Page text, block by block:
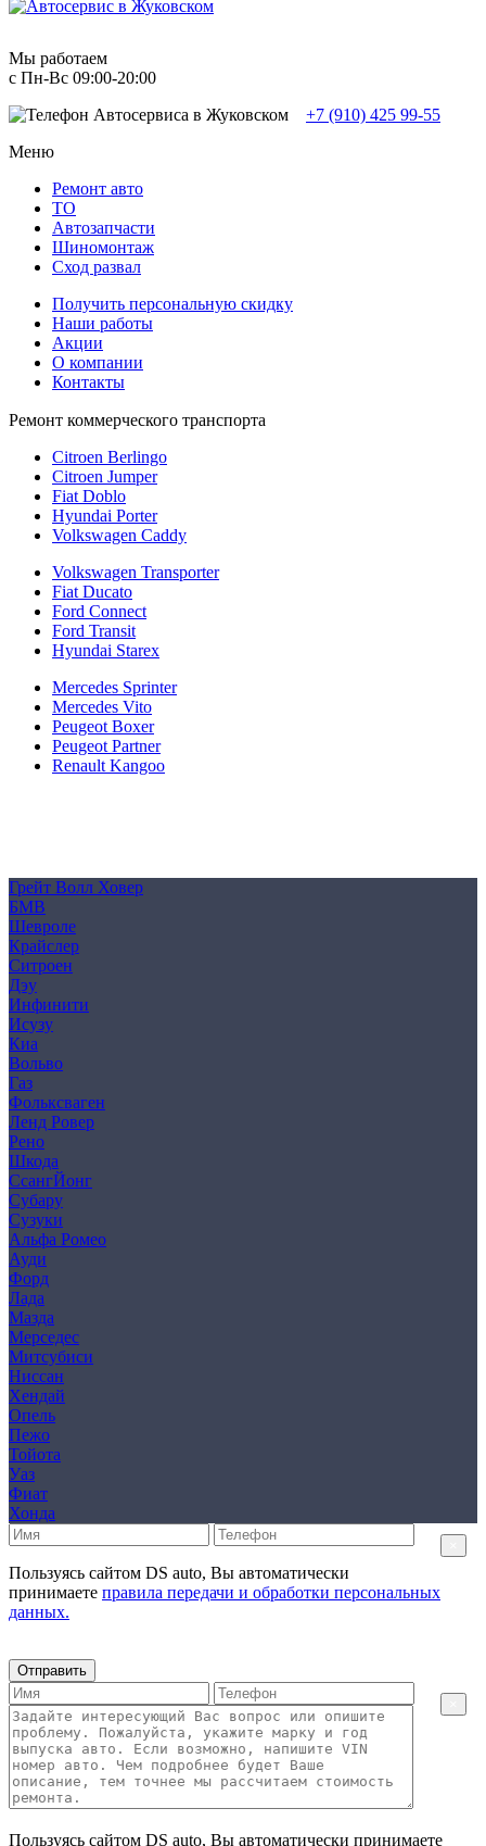
Мы работаем
с Пн-Вc 09:00-20:00
+7 (910) 425 99-55
Меню
Ремонт авто
TO
Автозапчасти
Шиномонтаж
Сход развал
Получить персональную скидку
Наши работы
Акции
О компании
Контакты
Ремонт коммерческого транспорта
Citroen Berlingo
Citroen Jumper
Fiat Doblo
Hyundai Porter
Volkswagen Caddy
Volkswagen Transporter
Fiat Ducato
Ford Connect
Ford Transit
Hyundai Starex
Mercedes Sprinter
Mercedes Vito
Peugeot Boxer
Peugeot Partner
Renault Kangoo
Грейт Волл Ховер
БМВ
Шевроле
Крайслер
Ситроен
Дэу
Инфинити
Исузу
Киа
Вольво
Газ
Фольксваген
Ленд Ровер
Рено
Шкода
СсангЙонг
Субару
Сузуки
Альфа Ромео
Ауди
Форд
Лада
Мазда
Мерседес
Митсубиси
Ниссан
Хендай
Опель
Пежо
Тойота
Уаз
Фиат
Хонда
Пользуясь сайтом DS auto, Вы автоматически
принимаете правила передачи и обработки персональных
данных.
Отправить
Пользуясь сайтом DS auto, Вы автоматически принимаете